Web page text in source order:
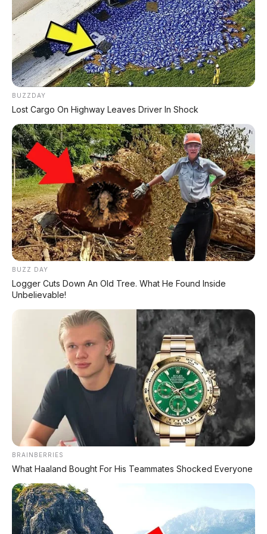
AMBIL PROMO >
DIJUAL MOBIL BEKAS DENPASAR
Legam, Low KM 100 Ribu, Pajak Panjang!
DIJUAL: Nissan Serena HWS Matic 2017 –
Kondisi Istimewa, Hanya 68.000 KM! Siap Pakai
di Denpasar
DIJUAL: Mitsubishi Xpander Ultimate 2023
Matic – Surat Bali, KM 44.000, Pajak Panjang!
DIJUAL : Xpander Ultimate 2019 Matic Surat
DATABASE ARTIKEL
Chery Tiggo 5 Sport: SUV Kompak Sporty 156 HP
dengan Chip Snapdragon 8155
Leapmotor C10 Resmi di GIIAS 2026: SUV Listrik
Premium Rakitan Lokal Mulai Rp598 Juta
BUZZDAY
Lost Cargo On Highway Leaves Driver In Shock
BUZZ DAY
Logger Cuts Down An Old Tree. What He Found Inside
Unbelievable!
BRAINBERRIES
What Haaland Bought For His Teammates Shocked Everyone